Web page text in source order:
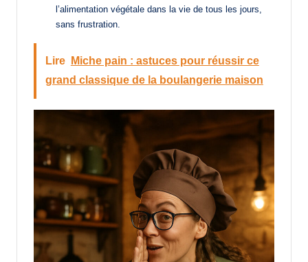
l’alimentation végétale dans la vie de tous les jours,
sans frustration.
Lire
Miche pain : astuces pour réussir ce
grand classique de la boulangerie maison